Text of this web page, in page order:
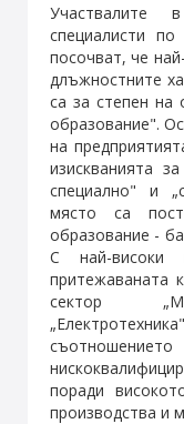
Участвалите
специалисти
посочват, че
длъжностните
са за степен на
образование".
на
изискванията
специално" и
място са
образование -
С най-високи
притежаваната
сектор
поради
производства и